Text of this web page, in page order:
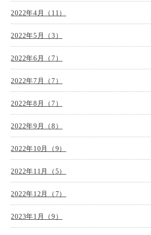
2022年4月（11）
2022年5月（3）
2022年6月（7）
2022年7月（7）
2022年8月（7）
2022年9月（8）
2022年10月（9）
2022年11月（5）
2022年12月（7）
2023年1月（9）